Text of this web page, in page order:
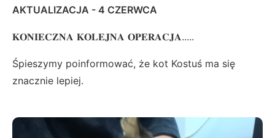
AKTUALIZACJA - 4 CZERWCA
𝐊𝐎𝐍𝐈𝐄𝐂𝐙𝐍𝐀 𝐊𝐎𝐋𝐄𝐉𝐍𝐀 𝐎𝐏𝐄𝐑𝐀𝐂𝐉𝐀.....
Śpieszymy poinformować, że kot Kostuś ma się
znacznie lepiej.